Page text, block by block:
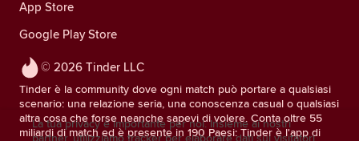
© 2026 Tinder LLC
Tinder è la community dove ogni match può portare a qualsiasi
scenario: una relazione seria, una conoscenza casual o qualsiasi
altra cosa che forse neanche sapevi di volere. Conta oltre 55
miliardi di match ed è presente in 190 Paesi: Tinder è l'app di
App Store
Google Play Store
La tua privacy è importante per noi. Insieme ai nostri
partner, utilizziamo tracker per elaborare dati sui visitatori